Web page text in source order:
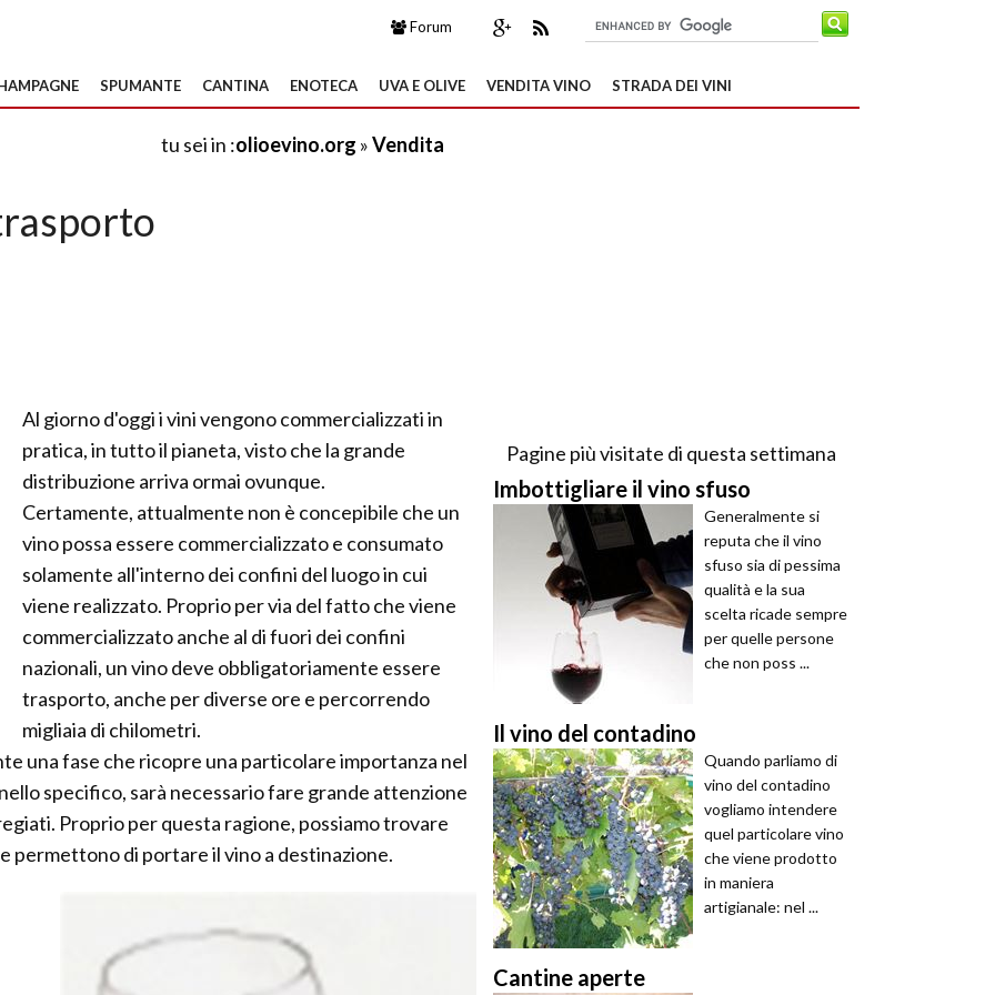
Forum
SPUMANTE CANTINA ENOTECA UVA E OLIVE VENDITA VINO STRADA DEI VINI
tu sei in :olioevino.org »Vendita
Al giorno d'oggi i vini vengono commercializzati in
pratica, in tutto il pianeta, visto che la grande
distribuzione arriva ormai ovunque.
Certamente, attualmente non è concepibile che un
vino possa essere commercializzato e consumato
solamente all'interno dei confini del luogo in cui
viene realizzato. Proprio per via del fatto che viene
commercializzato anche al di fuori dei confini
nazionali, un vino deve obbligatoriamente essere
trasporto, anche per diverse ore e percorrendo
migliaia di chilometri.
una fase che ricopre una particolare importanza nel
specifico, sarà necessario fare grande attenzione
Proprio per questa ragione, possiamo trovare
permettono di portare il vino a destinazione.
Pagine più visitate di questa settimana
Imbottigliare il vino sfuso
Generalmente si
reputa che il vino
sfuso sia di pessima
qualità e la sua
scelta ricade sempre
per quelle persone
che non poss ...
Il vino del contadino
Quando parliamo di
vino del contadino
vogliamo intendere
quel particolare vino
che viene prodotto
in maniera
artigianale: nel ...
Cantine aperte